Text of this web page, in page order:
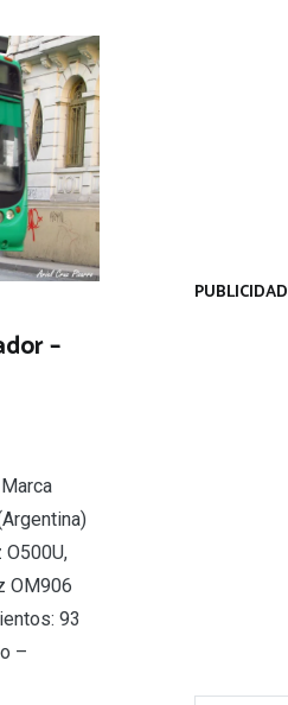
–
OM906
93
–
PUBLICIDAD